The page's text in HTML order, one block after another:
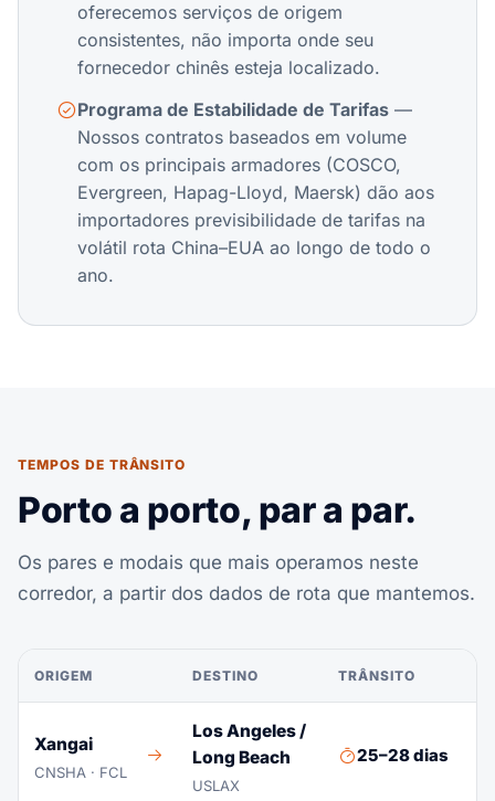
oferecemos serviços de origem
consistentes, não importa onde seu
fornecedor chinês esteja localizado.
Programa de Estabilidade de Tarifas —
Nossos contratos baseados em volume
com os principais armadores (COSCO,
Evergreen, Hapag-Lloyd, Maersk) dão aos
importadores previsibilidade de tarifas na
volátil rota China–EUA ao longo de todo o
ano.
TEMPOS DE TRÂNSITO
Porto a porto, par a par.
Os pares e modais que mais operamos neste
corredor, a partir dos dados de rota que mantemos.
ORIGEM DESTINO TRÂNSITO
Xangai
CNSHA · FCL
Los Angeles /
Long Beach
USLAX
25–28 dias